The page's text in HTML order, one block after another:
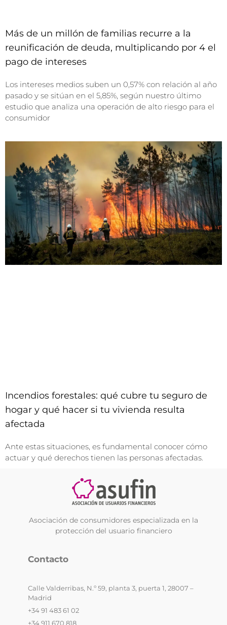
Más de un millón de familias recurre a la
reunificación de deuda, multiplicando por 4 el
pago de intereses
Los intereses medios suben un 0,57% con relación al año
pasado y se sitúan en el 5,85%, según nuestro último
estudio que analiza una operación de alto riesgo para el
consumidor
Incendios forestales: qué cubre tu seguro de
hogar y qué hacer si tu vivienda resulta
afectada
Ante estas situaciones, es fundamental conocer cómo
actuar y qué derechos tienen las personas afectadas.
Asociación de consumidores especializada en la
protección del usuario financiero
Contacto
Calle Valderribas, N.º 59, planta 3, puerta 1, 28007 –
Madrid
+34 91 483 61 02
+34 911 670 818